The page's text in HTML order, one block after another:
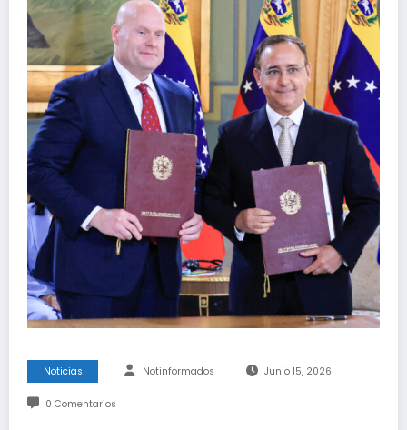
Noticias Notinformados Junio 15, 2026
0 Comentarios